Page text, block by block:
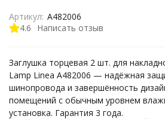
4.6 Написать отзыв
Артикул: A482006
Заглушка торцевая 2 шт. для
Lamp Linea A482006 — надёжная
шинопровода и завершённость
помещений с обычным уровнем
установка. Гарантия 3 года.